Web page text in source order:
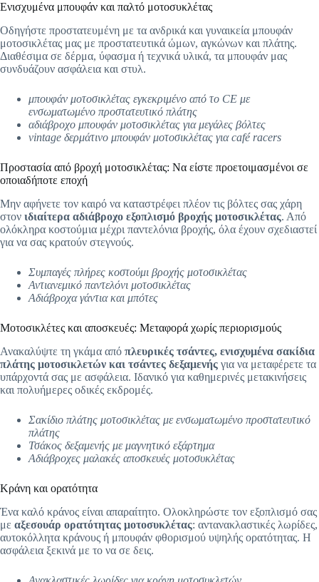
Ενισχυμένα μπουφάν και παλτό μοτοσυκλέτας
Οδηγήστε προστατευμένη με τα ανδρικά και γυναικεία μπουφάν
μοτοσικλέτας μας με προστατευτικά ώμων, αγκώνων και πλάτης.
Διαθέσιμα σε δέρμα, ύφασμα ή τεχνικά υλικά, τα μπουφάν μας
συνδυάζουν ασφάλεια και στυλ.
μπουφάν μοτοσικλέτας εγκεκριμένο από το CE με
ενσωματωμένο προστατευτικό πλάτης
αδιάβροχο μπουφάν μοτοσικλέτας για μεγάλες βόλτες
vintage δερμάτινο μπουφάν μοτοσικλέτας για café racers
Προστασία από βροχή μοτοσικλέτας: Να είστε προετοιμασμένοι σε
οποιαδήποτε εποχή
Μην αφήνετε τον καιρό να καταστρέφει πλέον τις βόλτες σας χάρη
στον ιδιαίτερα αδιάβροχο εξοπλισμό βροχής μοτοσικλέτας. Από
ολόκληρα κοστούμια μέχρι παντελόνια βροχής, όλα έχουν σχεδιαστεί
για να σας κρατούν στεγνούς.
Συμπαγές πλήρες κοστούμι βροχής μοτοσικλέτας
Αντιανεμικό παντελόνι μοτοσικλέτας
Αδιάβροχα γάντια και μπότες
Μοτοσικλέτες και αποσκευές: Μεταφορά χωρίς περιορισμούς
Ανακαλύψτε τη γκάμα από πλευρικές τσάντες, ενισχυμένα σακίδια
πλάτης μοτοσικλετών και τσάντες δεξαμενής για να μεταφέρετε τα
υπάρχοντά σας με ασφάλεια. Ιδανικό για καθημερινές μετακινήσεις
και πολυήμερες οδικές εκδρομές.
Σακίδιο πλάτης μοτοσικλέτας με ενσωματωμένο προστατευτικό
πλάτης
Τσάκος δεξαμενής με μαγνητικό εξάρτημα
Αδιάβροχες μαλακές αποσκευές μοτοσυκλέτας
Κράνη και ορατότητα
Ένα καλό κράνος είναι απαραίτητο. Ολοκληρώστε τον εξοπλισμό σας
με αξεσουάρ ορατότητας μοτοσυκλέτας: αντανακλαστικές λωρίδες,
αυτοκόλλητα κράνους ή μπουφάν φθορισμού υψηλής ορατότητας. Η
ασφάλεια ξεκινά με το να σε δεις.